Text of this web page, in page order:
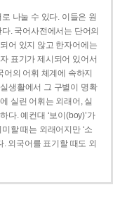
나눌 수 있다. 이들은 원
. 국어사전에서는 단어의
어 있지 않고 한자어에는
표기가 제시되어 있어서
의 어휘 체계에 속하지
생활에서 그 구별이 명확
실린 어휘는 외래어, 실
다. 예컨대 ‘보이(boy)’가
할 때는 외래어지만 ‘소
. 외국어를 표기할 때도 외